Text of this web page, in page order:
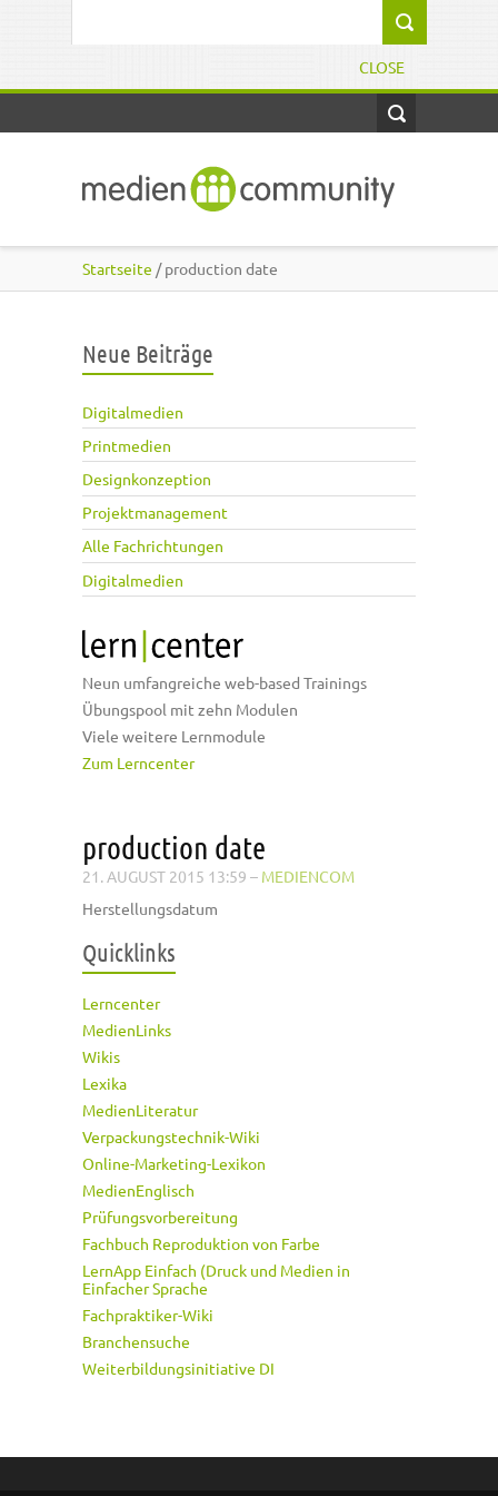
CLOSE
Startseite / production date
Neue Beiträge
Digitalmedien
Printmedien
Designkonzeption
Projektmanagement
Alle Fachrichtungen
Digitalmedien
Neun umfangreiche web-based Trainings
Übungspool mit zehn Modulen
Viele weitere Lernmodule
Zum Lerncenter
production date
21. AUGUST 2015 13:59 – MEDIENCOM
Herstellungsdatum
Quicklinks
Lerncenter
MedienLinks
Wikis
Lexika
MedienLiteratur
Verpackungstechnik-Wiki
Online-Marketing-Lexikon
MedienEnglisch
Prüfungsvorbereitung
Fachbuch Reproduktion von Farbe
LernApp Einfach (Druck und Medien in
Einfacher Sprache
Fachpraktiker-Wiki
Branchensuche
Weiterbildungsinitiative DI